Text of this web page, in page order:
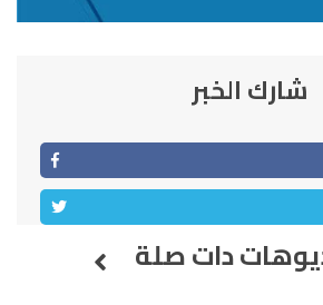
شارك الخبر
دات صلة